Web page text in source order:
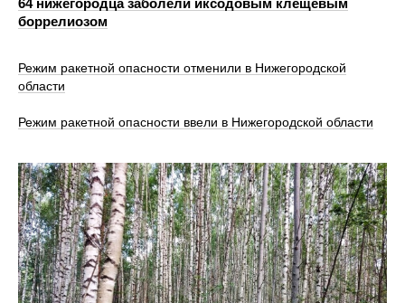
64 нижегородца заболели иксодовым клещевым
боррелиозом
Режим ракетной опасности отменили в Нижегородской
области
Режим ракетной опасности ввели в Нижегородской области